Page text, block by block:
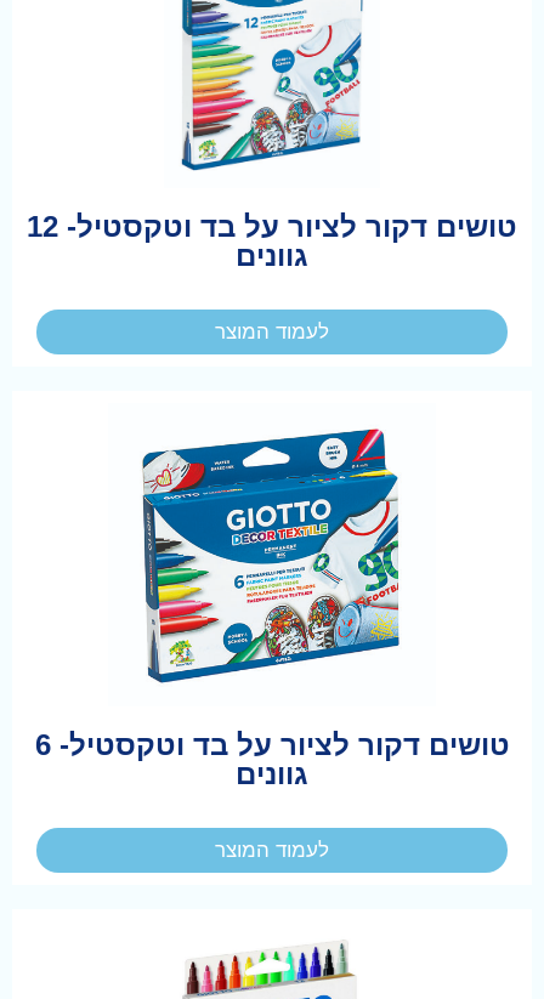
טושים דקור לציור על בד וטקסטיל- 12
גוונים
לעמוד המוצר
טושים דקור לציור על בד וטקסטיל- 6
גוונים
לעמוד המוצר